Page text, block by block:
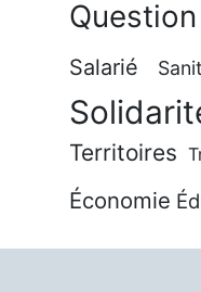
Question
Salarié
Territoires
Économie